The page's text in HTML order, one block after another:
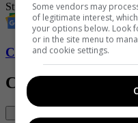
Strava reloj inteligente
Conozca más de Soho
Contenido
Some vendors may
of legitimate interest,
your options below. Look
or in the site menu to
and cookie settings.